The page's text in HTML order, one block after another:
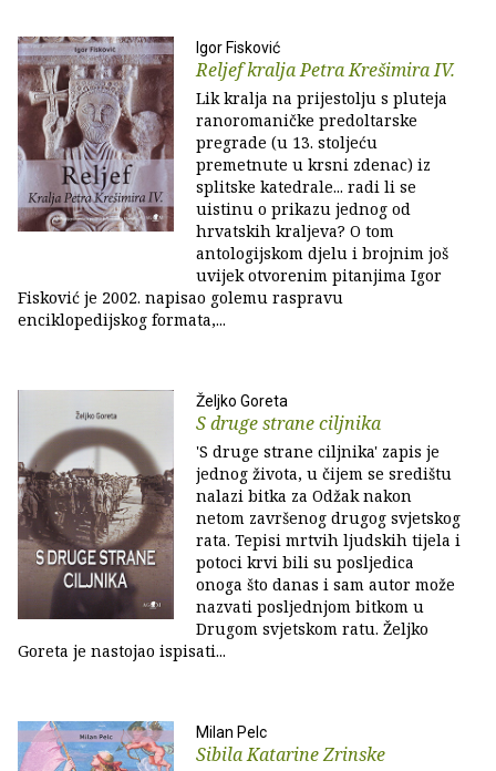
Igor Fisković
Reljef kralja Petra Krešimira IV.
Lik kralja na prijestolju s pluteja
ranoromaničke predoltarske
pregrade (u 13. stoljeću
premetnute u krsni zdenac) iz
splitske katedrale... radi li se
uistinu o prikazu jednog od
hrvatskih kraljeva? O tom
antologijskom djelu i brojnim još
uvijek otvorenim pitanjima Igor
Fisković je 2002. napisao golemu raspravu
enciklopedijskog formata,...
Željko Goreta
S druge strane ciljnika
'S druge strane ciljnika' zapis je
jednog života, u čijem se središtu
nalazi bitka za Odžak nakon
netom završenog drugog svjetskog
rata. Tepisi mrtvih ljudskih tijela i
potoci krvi bili su posljedica
onoga što danas i sam autor može
nazvati posljednjom bitkom u
Drugom svjetskom ratu. Željko
Goreta je nastojao ispisati...
Milan Pelc
Sibila Katarine Zrinske